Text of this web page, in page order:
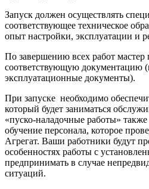
Запуск должен осуществлять
соответствующее техническое
опыт настройки, эксплуатации и
По завершению всех работ мастер
соответствующую документацию
эксплуатационные документы).
При запуске необходимо
который будет заниматься
«пуско-наладочные работы»
обучение персонала, которое
Агрегат. Ваши работники будут
особенностях работы с
предпринимать в случае
ситуаций.